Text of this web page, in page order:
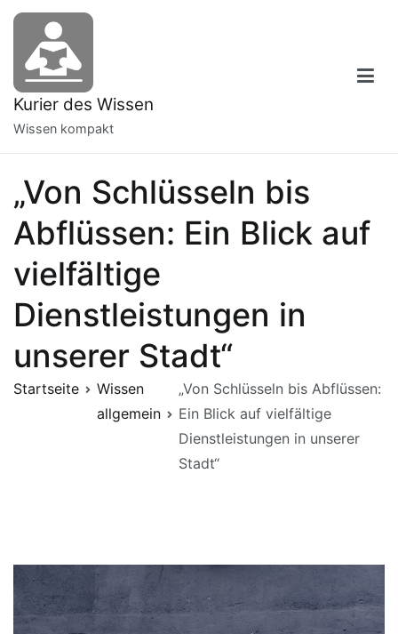
Zum
springen
Kurier des Wissen
Wissen kompakt
„Von Schlüsseln bis
Abflüssen: Ein Blick auf
vielfältige
Dienstleistungen in
unserer Stadt“
Startseite
Wissen
allgemein
„Von Schlüsseln bis Abflüssen:
Ein Blick auf vielfältige
Dienstleistungen in unserer
Stadt“